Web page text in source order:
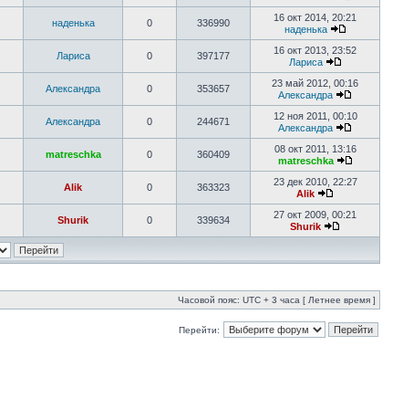
наденька 0 336990
16 окт 2014, 20:21
наденька
Лариса 0 397177
16 окт 2013, 23:52
Лариса
Александра 0 353657
23 май 2012, 00:16
Александра
Александра 0 244671
12 ноя 2011, 00:10
Александра
matreschka 0 360409
08 окт 2011, 13:16
matreschka
Alik 0 363323
23 дек 2010, 22:27
Alik
Shurik 0 339634
27 окт 2009, 00:21
Shurik
Часовой пояс: UTC + 3 часа [ Летнее время ]
Перейти: